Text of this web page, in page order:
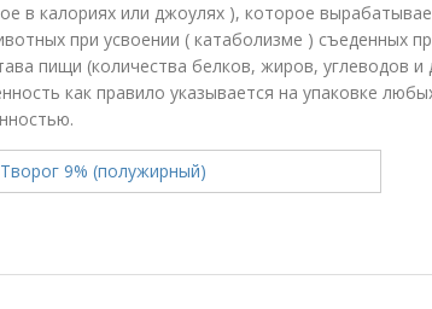
в калориях или джоулях ), которое
при усвоении ( катаболизме ) съеденных
пищи (количества белков, жиров, углеводов и
как правило указывается на упаковке